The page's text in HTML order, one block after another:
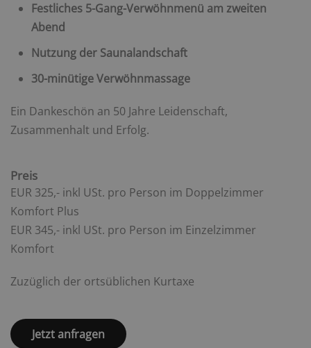
Festliches 5-Gang-Verwöhnmenü am zweiten
Abend
Nutzung der Saunalandschaft
30-minütige Verwöhnmassage
Ein Dankeschön an 50 Jahre Leidenschaft,
Zusammenhalt und Erfolg.
Preis
EUR 325,- inkl USt. pro Person im Doppelzimmer
Komfort Plus
EUR 345,- inkl USt. pro Person im Einzelzimmer
Komfort
Zuzüglich der ortsüblichen Kurtaxe
Jetzt anfragen